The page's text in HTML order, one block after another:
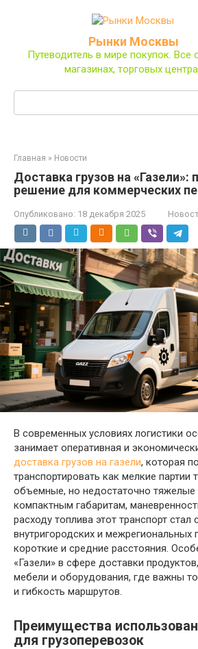
Рынки Москвы
Путеводитель в мире покупок. Все
магазинах, торговых
Главная » Новости
Доставка грузов на «Газели»:
решение для коммерческих
Опубликовано: 18 декабря 2025
В современных условиях логистики
занимает оперативная и
доставка грузов на газели, которая
транспортировать как мелкие партии
объемные, но недостаточно тяжелые
компактным габаритам,
расходу топлива этот транспорт стал
внутригородских и межрегиональных
короткие и средние расстояния.
«Газели» в сфере доставки
мебели и оборудования, где важны
и гибкость маршрутов.
Преимущества
для грузоперевозок